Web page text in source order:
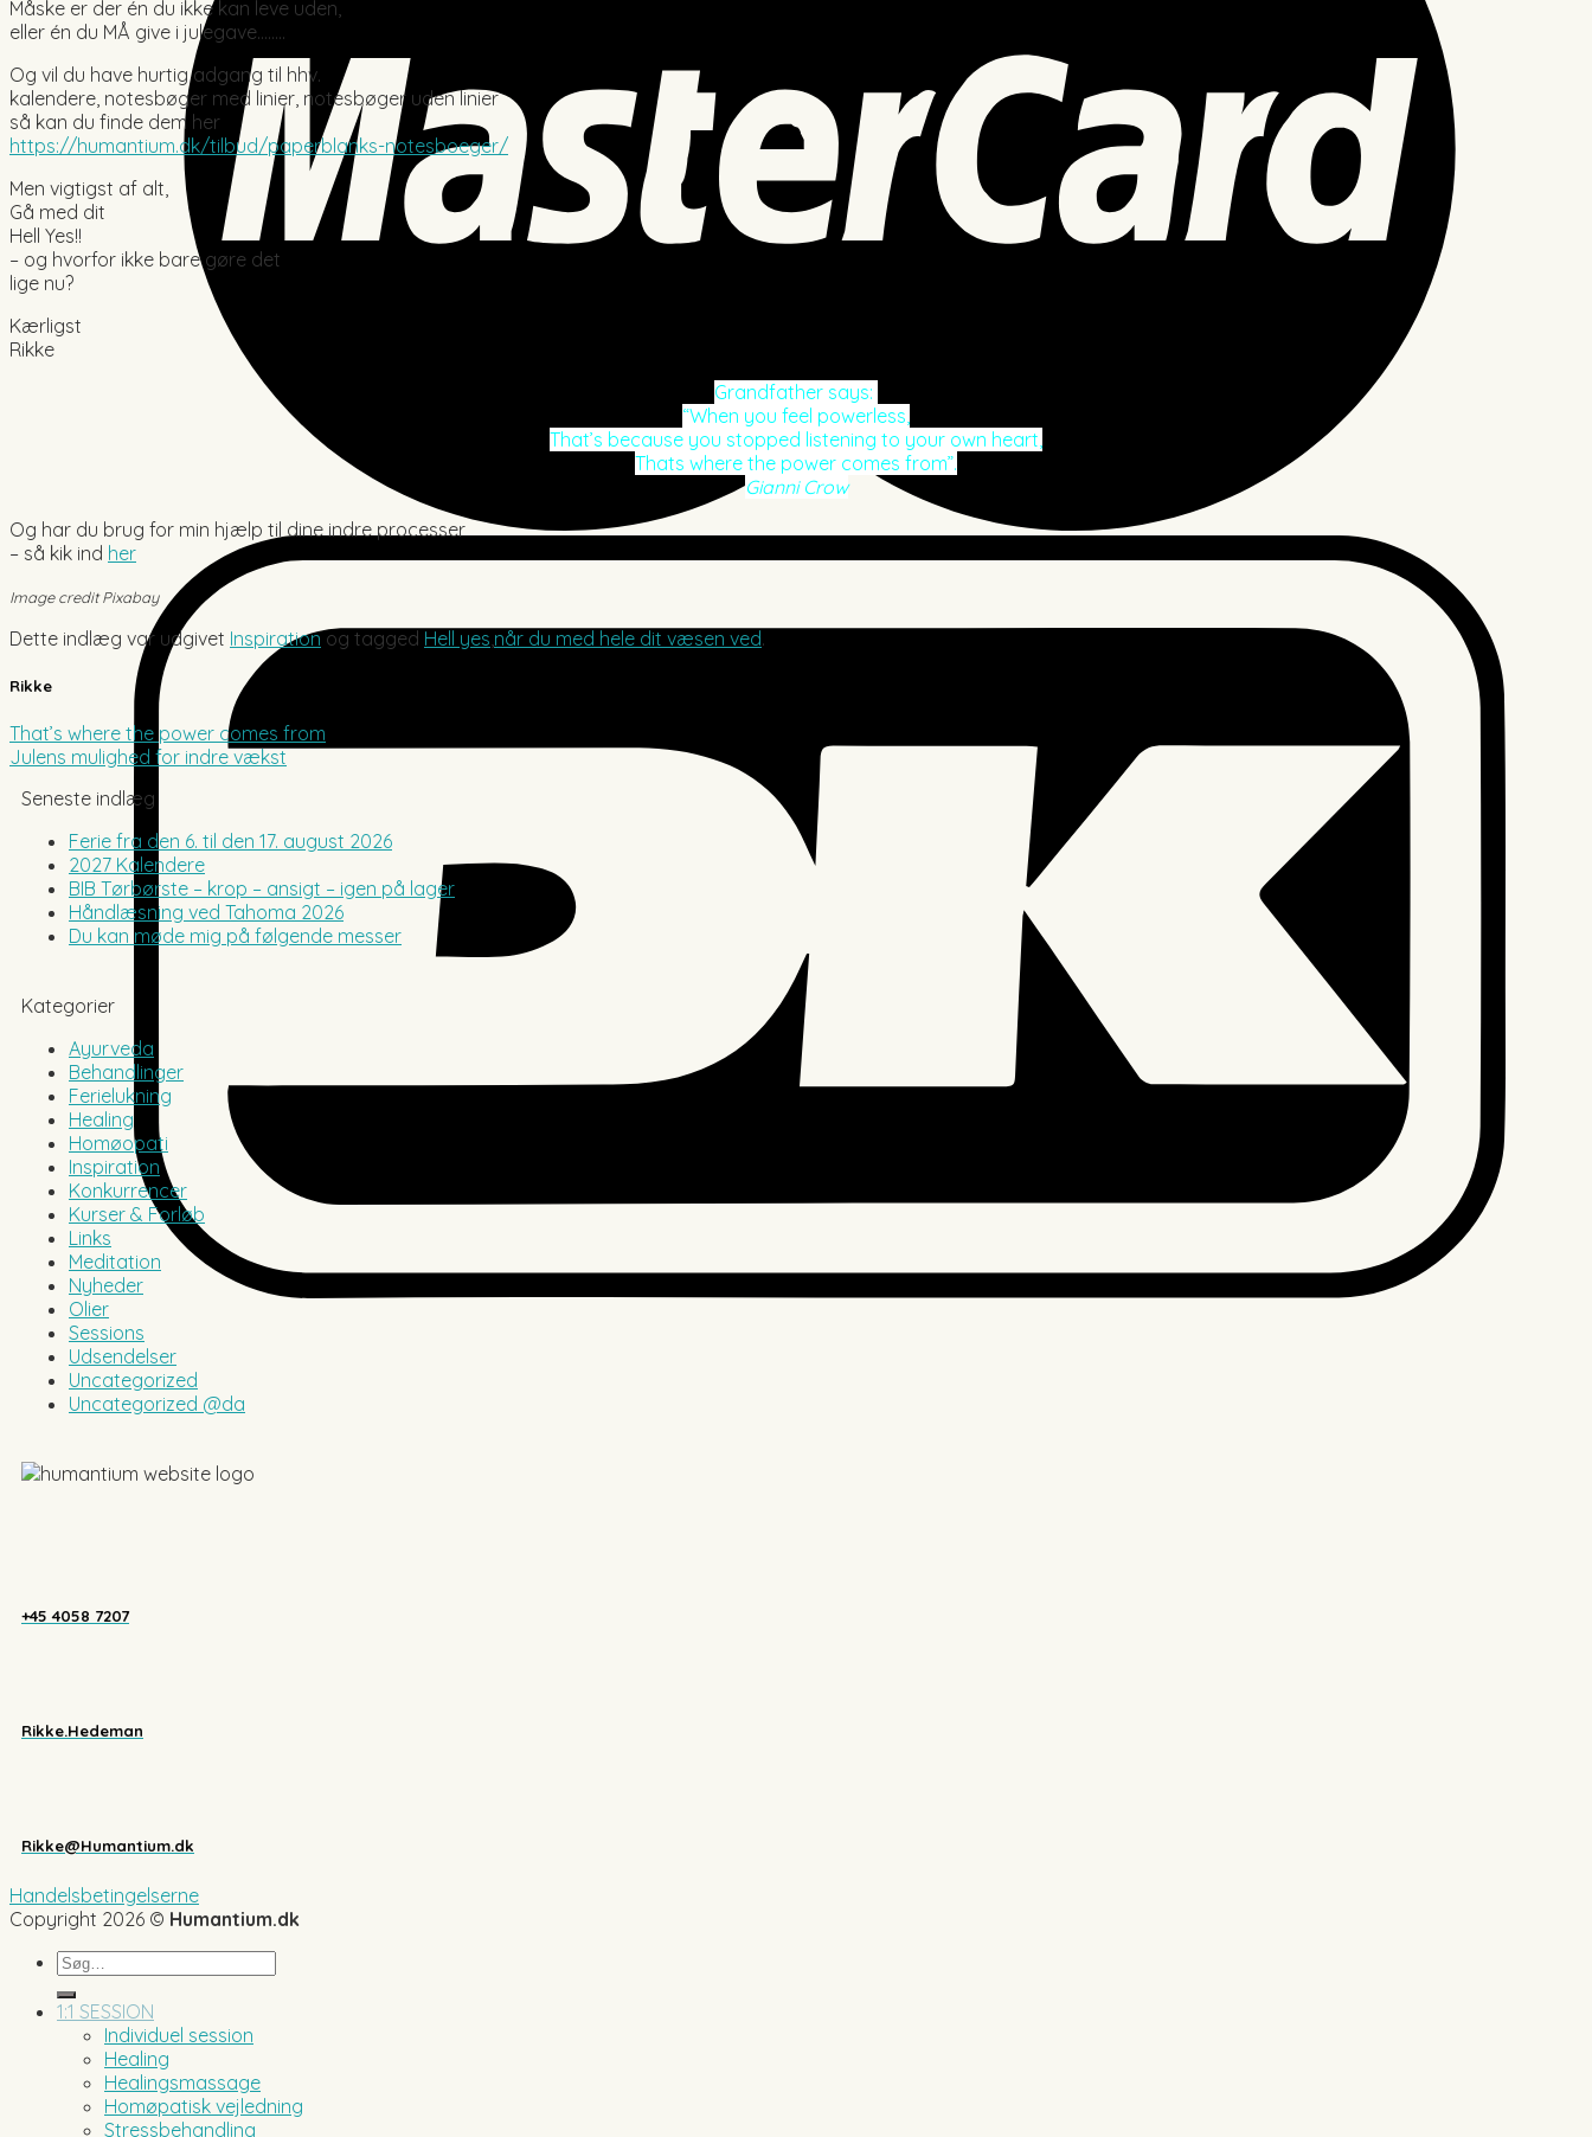
Måske er der én du ikke kan leve uden,
eller én du MÅ give i julegave……..
Og vil du have hurtig adgang til hhv.
kalendere, notesbøger med linier, notesbøger uden linier
så kan du finde dem her
https://humantium.dk/tilbud/paperblanks-notesboeger/
Men vigtigst af alt,
Gå med dit
Hell Yes!!
– og hvorfor ikke bare gøre det
lige nu?
Kærligst
Rikke
Grandfather says:
“When you feel powerless,
That’s because you stopped listening to your own heart,
Thats where the power comes from”.
Gianni Crow
Og har du brug for min hjælp til dine indre processer
– så kik ind her
Image credit Pixabay
Dette indlæg var udgivet Inspirationog tagged Hell yes,når du med hele dit væsen ved.
Rikke
That’s where the power comes from
Julens mulighed for indre vækst
Seneste indlæg
Ferie fra den 6. til den 17. august 2026
2027 Kalendere
BIB Tørbørste – krop – ansigt – igen på lager
Håndlæsning ved Tahoma 2026
Du kan møde mig på følgende messer
Kategorier
Ayurveda
Behandlinger
Ferielukning
Healing
Homøopati
Inspiration
Konkurrencer
Kurser & Forløb
Links
Meditation
Nyheder
Olier
Sessions
Udsendelser
Uncategorized
Uncategorized @da
+45 4058 7207
Rikke.Hedeman
Rikke@Humantium.dk
Handelsbetingelserne
Copyright 2026 © Humantium.dk
Søg
efter:
1:1 SESSION
Individuel session
Healing
Healingsmassage
Homøpatisk vejledning
Stressbehandling